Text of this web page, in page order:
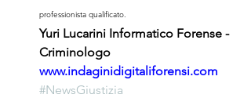
professionista qualificato.
Yuri Lucarini Informatico Forense -
Criminologo
www.indaginidigitaliforensi.com
#NewsGiustizia